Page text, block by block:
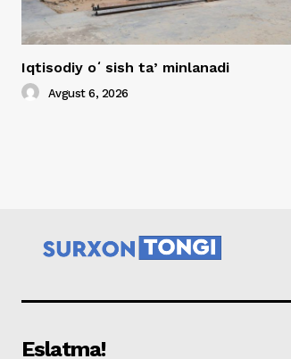
Iqtisodiy oʻsish taʼminlanadi
Avgust 6, 2026
Eslatma!